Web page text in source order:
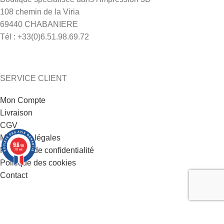
108 chemin de la Viria
69440 CHABANIERE
Tél : +33(0)6.51.98.69.72
SERVICE CLIENT
Mon Compte
Livraison
CGV
Mentions légales
Politique de confidentialité
Politique des cookies
Contact
9.6/10
221 avis